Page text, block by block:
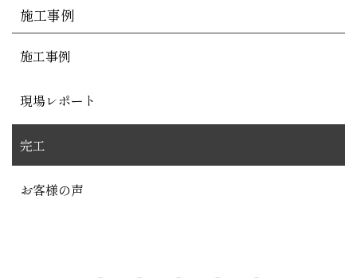
施工事例
施工事例
現場レポート
完工
お客様の声